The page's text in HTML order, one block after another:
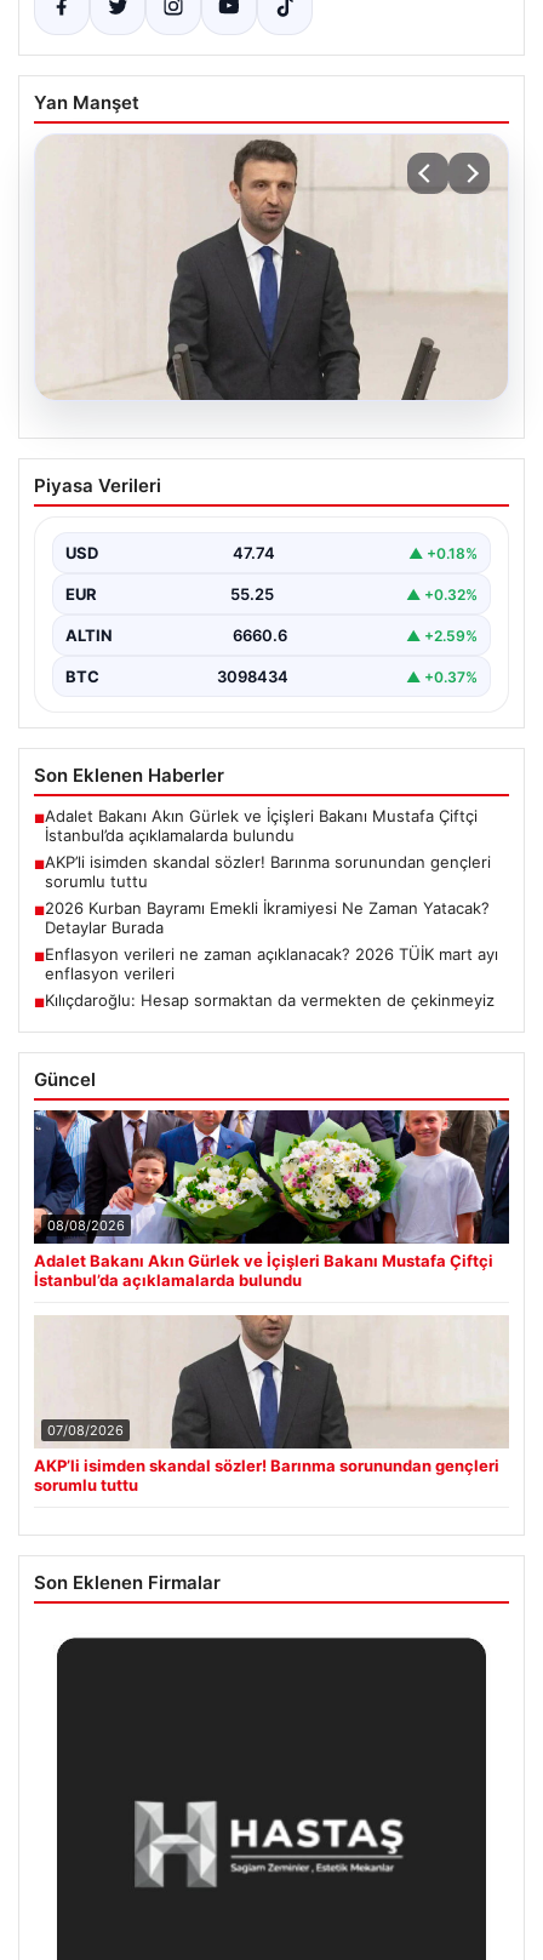
Yan Manşet
07.08.2026
AKP’li isimden skandal sözler! Barınma
sorunundan gençleri sorumlu tuttu
Sorunu ve Gençlerin Sorumluluğu Üzerine Tartışmalar",
"content":…
Piyasa Verileri
USD 47.74 ▲ +0.18%
EUR 55.25 ▲ +0.32%
ALTIN 6660.6 ▲ +2.59%
BTC 3098434 ▲ +0.37%
Son Eklenen Haberler
■Adalet Bakanı Akın Gürlek ve İçişleri Bakanı Mustafa Çiftçi
İstanbul’da açıklamalarda bulundu
■AKP’li isimden skandal sözler! Barınma sorunundan gençleri
sorumlu tuttu
■2026 Kurban Bayramı Emekli İkramiyesi Ne Zaman Yatacak?
Detaylar Burada
■Enflasyon verileri ne zaman açıklanacak? 2026 TÜİK mart ayı
enflasyon verileri
■Kılıçdaroğlu: Hesap sormaktan da vermekten de çekinmeyiz
Güncel
08/08/2026
Adalet Bakanı Akın Gürlek ve İçişleri Bakanı Mustafa Çiftçi
İstanbul’da açıklamalarda bulundu
07/08/2026
AKP’li isimden skandal sözler! Barınma sorunundan gençleri
sorumlu tuttu
Son Eklenen Firmalar